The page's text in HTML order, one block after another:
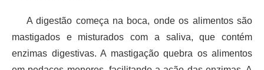
A digestão começa na boca, onde os alimentos são
mastigados e misturados com a saliva, que contém
enzimas digestivas. A mastigação quebra os alimentos